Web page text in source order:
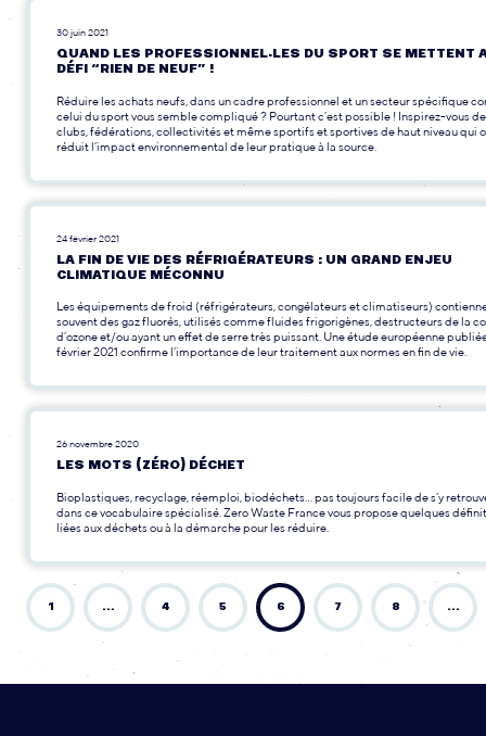
30 juin 2021
QUAND LES PROFESSIONNEL·LES DU SPORT SE METTENT
DÉFI “RIEN DE NEUF” !
Réduire les achats neufs, dans un cadre professionnel et un secteur spécifique
celui du sport vous semble compliqué ? Pourtant c’est possible ! Inspirez-vous
clubs, fédérations, collectivités et même sportifs et sportives de haut niveau qui
réduit l’impact environnemental de leur pratique à la source.
24 février 2021
LA FIN DE VIE DES RÉFRIGÉRATEURS : UN GRAND ENJEU
CLIMATIQUE MÉCONNU
Les équipements de froid (réfrigérateurs, congélateurs et climatiseurs)
souvent des gaz fluorés, utilisés comme fluides frigorigènes, destructeurs de la
d’ozone et/ou ayant un effet de serre très puissant. Une étude européenne
février 2021 confirme l’importance de leur traitement aux normes en fin de vie.
26 novembre 2020
LES MOTS (ZÉRO) DÉCHET
Bioplastiques, recyclage, réemploi, biodéchets... pas toujours facile de s’y
dans ce vocabulaire spécialisé. Zero Waste France vous propose quelques
liées aux déchets ou à la démarche pour les réduire.
1 … 4 5 6 7 8 …